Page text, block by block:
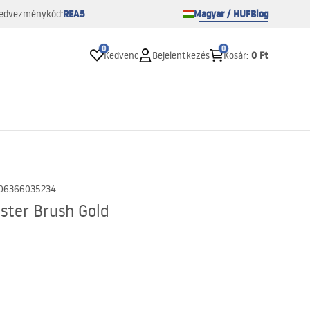
REA5 Magyar / HUFBlog
0
Kedvenc Bejelentkezés
0
Kosár: 0 Ft
Brush Gold